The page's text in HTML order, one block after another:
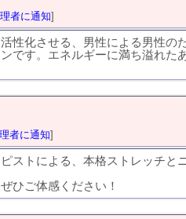
者に通知]
性化させる、男性による男性の
です。エネルギーに満ち溢れた
者に通知]
ストによる、本格ストレッチと
ひご体感ください！